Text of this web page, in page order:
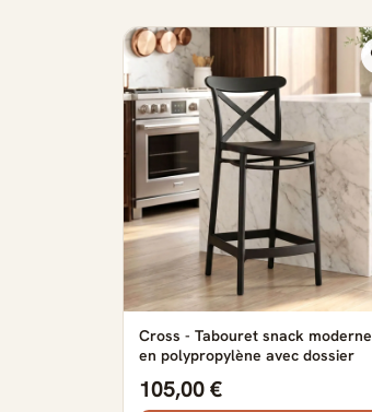
Cross - Tabouret snack moderne
en polypropylène avec dossier
105,00 €